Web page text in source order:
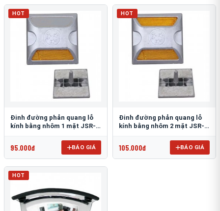
HOT
Đinh đường phản quang lỗ
kính bằng nhôm 1 mặt JSR-
95.000đ BÁO GIÁ
HOT
Đinh đường phản quang lỗ
kính bằng nhôm 2 mặt JSR-
105.000đ BÁO GIÁ
HOT